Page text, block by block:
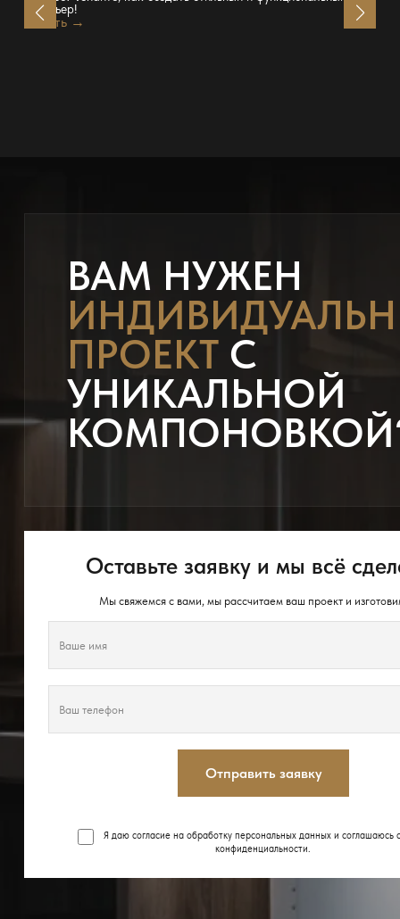
интерьер!
Читать →
ВАМ НУЖЕН
ПРОЕКТС
УНИКАЛЬНОЙ
Оставьте заявку и мы всё
Мы свяжемся с вами, мы рассчитаем ваш проект и
Отправить заявку
Я даю согласие на обработку персональных данных и соглашаюсь
конфиденциальности.